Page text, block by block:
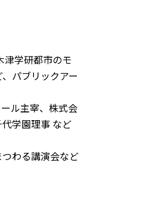
津学研都市のモ
パブリックアー
ル主宰、株式会
学園理事 など
わる講演会など